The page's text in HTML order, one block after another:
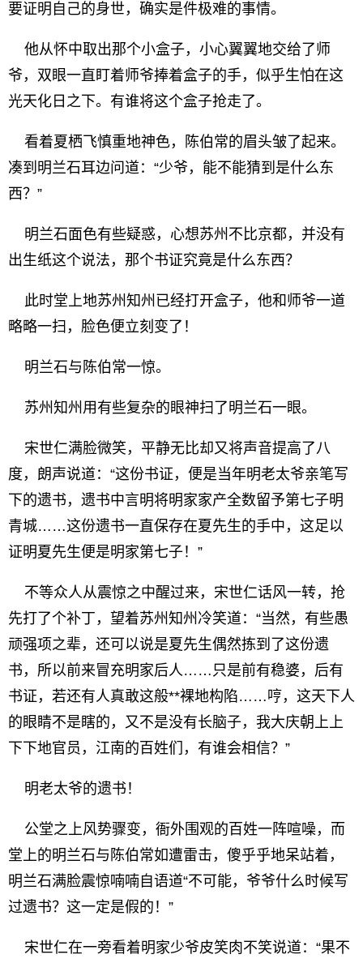
要证明自己的身世，确实是件极难的事情。
他从怀中取出那个小盒子，小心翼翼地交给了师
爷，双眼一直盯着师爷捧着盒子的手，似乎生怕在这
光天化日之下。有谁将这个盒子抢走了。
看着夏栖飞慎重地神色，陈伯常的眉头皱了起来。
凑到明兰石耳边问道：“少爷，能不能猜到是什么东
西？”
明兰石面色有些疑惑，心想苏州不比京都，并没有
出生纸这个说法，那个书证究竟是什么东西？
此时堂上地苏州知州已经打开盒子，他和师爷一道
略略一扫，脸色便立刻变了！
明兰石与陈伯常一惊。
苏州知州用有些复杂的眼神扫了明兰石一眼。
宋世仁满脸微笑，平静无比却又将声音提高了八
度，朗声说道：“这份书证，便是当年明老太爷亲笔写
下的遗书，遗书中言明将明家家产全数留予第七子明
青城……这份遗书一直保存在夏先生的手中，这足以
证明夏先生便是明家第七子！”
不等众人从震惊之中醒过来，宋世仁话风一转，抢
先打了个补丁，望着苏州知州冷笑道：“当然，有些愚
顽强项之辈，还可以说是夏先生偶然拣到了这份遗
书，所以前来冒充明家后人……只是前有稳婆，后有
书证，若还有人真敢这般**裸地构陷……哼，这天下人
的眼睛不是瞎的，又不是没有长脑子，我大庆朝上上
下下地官员，江南的百姓们，有谁会相信？”
明老太爷的遗书！
公堂之上风势骤变，衙外围观的百姓一阵喧噪，而
堂上的明兰石与陈伯常如遭雷击，傻乎乎地呆站着，
明兰石满脸震惊喃喃自语道“不可能，爷爷什么时候写
过遗书？这一定是假的！”
宋世仁在一旁看着明家少爷皮笑肉不笑说道：“果不